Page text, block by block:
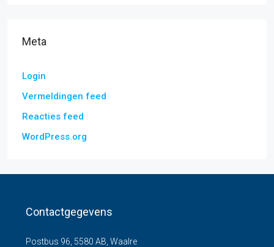
Meta
Login
Vermeldingen feed
Reacties feed
WordPress.org
Contactgegevens
Postbus 96, 5580 AB, Waalre